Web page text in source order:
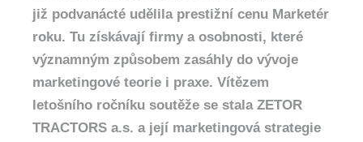
již podvanácté udělila prestižní cenu Marketér
roku. Tu získávají firmy a osobnosti, které
významným způsobem zasáhly do vývoje
marketingové teorie i praxe. Vítězem
letošního ročníku soutěže se stala ZETOR
TRACTORS a.s. a její marketingová strategie